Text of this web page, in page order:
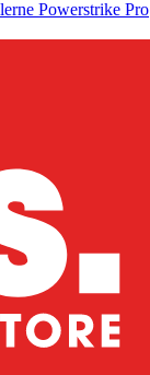
Powerstrike Pro